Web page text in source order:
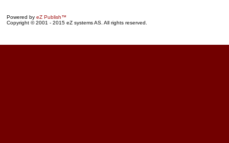
Powered by eZ Publish™
Copyright © 2001 - 2015 eZ systems AS. All rights reserved.